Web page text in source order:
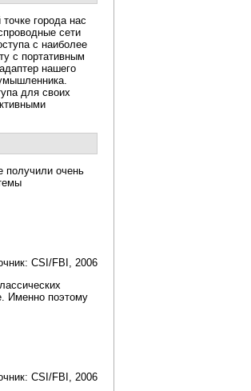
города нас
сети
с наиболее
с портативным
нашего
для своих
получили очень
CSI/FBI, 2006
Именно поэтому
CSI/FBI, 2006